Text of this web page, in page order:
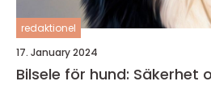
redaktionel
17. January 2024
Bilsele för hund: Säkerhet